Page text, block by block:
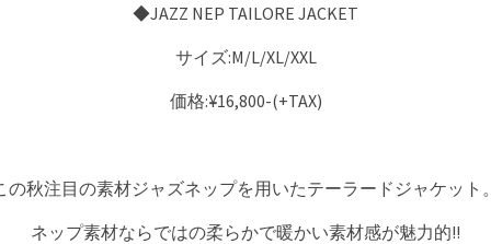
◆JAZZ NEP TAILORE JACKET
サイズ:M/L/XL/XXL
価格:¥16,800-(+TAX)
の秋注目の素材ジャズネップを用いたテーラードジャケット。
ネップ素材ならではの柔らかで暖かい素材感が魅力的!!